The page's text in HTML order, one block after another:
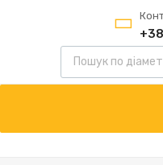
Пошук товарів
content